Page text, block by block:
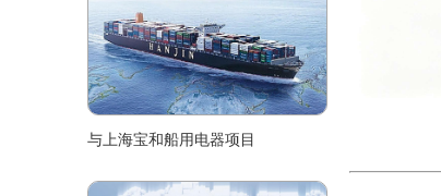
与上海宝和船用电器项目